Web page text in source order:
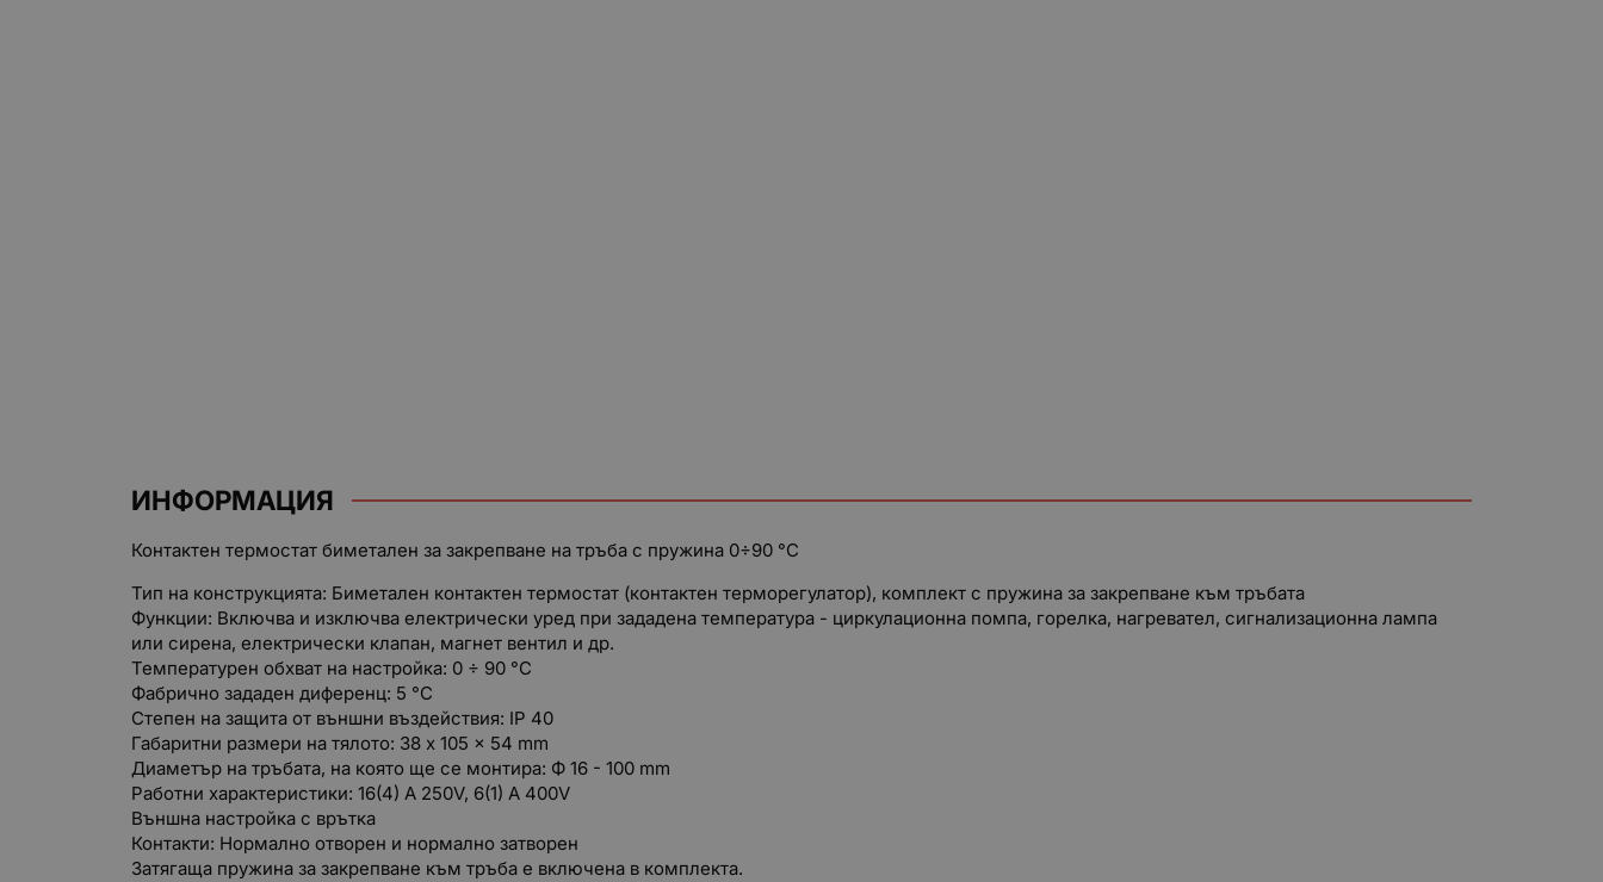
ИНФОРМАЦИЯ
Контактен термостат биметален за закрепване на тръба с пружина 0÷90 °C
Тип на конструкцията: Биметален контактен термостат (контактен терморегулатор), комплект с пружина за закрепване към тръбата
Функции: Включва и изключва електрически уред при зададена температура - циркулационна помпа, горелка, нагревател, сигнализационна лампа
или сирена, електрически клапан, магнет вентил и др.
Температурен обхват на настройка: 0 ÷ 90 °C
Фабрично зададен диференц: 5 °C
Степен на защита от външни въздействия: IP 40
Габаритни размери на тялото: 38 x 105 x 54 mm
Диаметър на тръбата, на която ще се монтира: Ф 16 - 100 mm
Работни характеристики: 16(4) А 250V, 6(1) А 400V
Външна настройка с врътка
Контакти: Нормално отворен и нормално затворен
Затягаща пружина за закрепване към тръба е включена в комплекта.